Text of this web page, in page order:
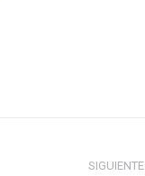
SIGUIENTE